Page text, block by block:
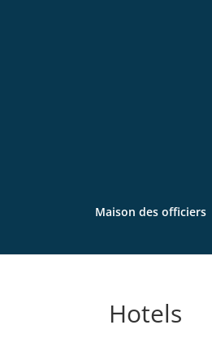
Maison des officiers
Hotels